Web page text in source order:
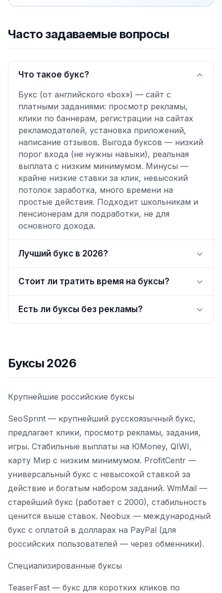
Часто задаваемые вопросы
Что такое букс?
Букс (от английского «box») — сайт с
платными заданиями: просмотр рекламы,
клики по баннерам, регистрации на сайтах
рекламодателей, установка приложений,
написание отзывов. Выгода буксов — низкий
порог входа (не нужны навыки), реальная
выплата с низким минимумом. Минусы —
крайне низкие ставки за клик, невысокий
потолок заработка, много времени на
простые действия. Подходит школьникам и
пенсионерам для подработки, не для
основного дохода.
Лучший букс в 2026?
Стоит ли тратить время на буксы?
Есть ли буксы без рекламы?
Буксы 2026
Крупнейшие российские буксы
SeoSprint — крупнейший русскоязычный букс,
предлагает клики, просмотр рекламы, задания,
игры. Стабильные выплаты на ЮMoney, QIWI,
карту Мир с низким минимумом. ProfitCentr —
универсальный букс с невысокой ставкой за
действие и богатым набором заданий. WmMail —
старейший букс (работает с 2000), стабильность
ценится выше ставок. Neobux — международный
букс с оплатой в долларах на PayPal (для
российских пользователей — через обменники).
Специализированные буксы
TeaserFast — букс для коротких кликов по